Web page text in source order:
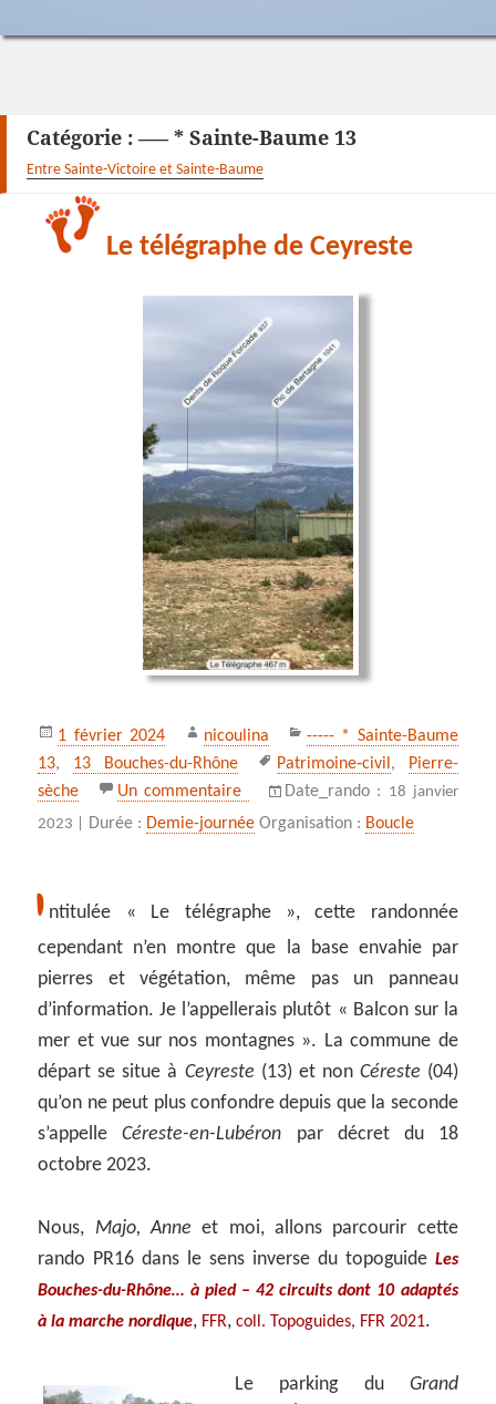
Catégorie : —– * Sainte-Baume 13
Entre Sainte-Victoire et Sainte-Baume
Le télégraphe de Ceyreste
Publié
le
1 février 2024 Auteur
nicoulina Catégories
----- * Sainte-Baume
13, 13 Bouches-du-Rhône
Mots-
clés
Patrimoine‑civil, Pierre-
sèche
Un commentaire sur Le télégraphe de Ceyreste
Date_rando : 18 janvier
2023 |
Durée : Demie-journée Organisation : Boucle
I ntitulée « Le télégraphe », cette randonnée
cependant n’en montre que la base envahie par
pierres et végétation, même pas un panneau
d’information. Je l’appellerais plutôt « Balcon sur la
mer et vue sur nos montagnes ». La commune de
départ se situe à Ceyreste (13) et non Céreste (04)
qu’on ne peut plus confondre depuis que la seconde
s’appelleCéreste-en-Lubéron par décret du 18
octobre 2023.
Nous, Majo, Anne et moi, allons parcourir cette
rando PR16 dans le sens inverse du topoguide Les
Bouches-du-Rhône… à pied – 42 circuits dont 10 adaptés
à la marche nordique, FFR,coll. Topoguides, FFR 2021.
Le parking du Grand